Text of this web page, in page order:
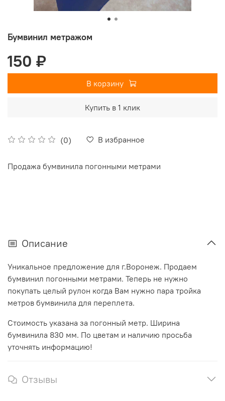
Бумвинил метражом
(0) В избранное
150 ₽
В корзину
Купить в 1 клик
Продажа бумвинила погонными метрами
Описание
Уникальное предложение для г.Воронеж. Продаем
бумвинил погонными метрами. Теперь не нужно
покупать целый рулон когда Вам нужно пара тройка
метров бумвинила для переплета.
Стоимость указана за погонный метр. Ширина
бумвинила 830 мм. По цветам и наличию просьба
уточнять информацию!
Отзывы